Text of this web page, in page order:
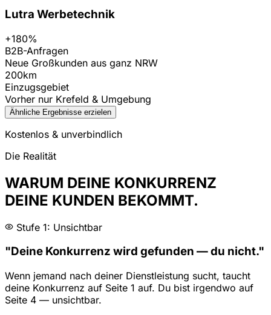
Lutra Werbetechnik
+180%
B2B-Anfragen
Neue Großkunden aus ganz NRW
200km
Einzugsgebiet
Vorher nur Krefeld & Umgebung
Ähnliche Ergebnisse erzielen
Kostenlos & unverbindlich
Die Realität
WARUM DEINE KONKURRENZ
DEINE KUNDEN BEKOMMT.
Stufe 1: Unsichtbar
"Deine Konkurrenz wird gefunden — du nicht."
Wenn jemand nach deiner Dienstleistung sucht, taucht
deine Konkurrenz auf Seite 1 auf. Du bist irgendwo auf
Seite 4 — unsichtbar.